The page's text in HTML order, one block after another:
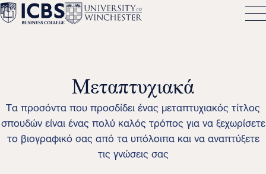
Μεταπτυχιακά
Τα προσόντα που προσδίδει ένας μεταπτυχιακός τίτλος
σπουδών είναι ένας πολύ καλός τρόπος για να ξεχωρίσετε
το βιογραφικό σας από τα υπόλοιπα και να αναπτύξετε
τις γνώσεις σας